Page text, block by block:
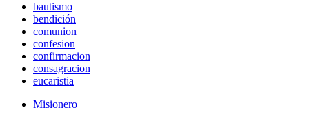
bautismo
bendición
comunion
confesion
confirmacion
consagracion
eucaristia
Misionero